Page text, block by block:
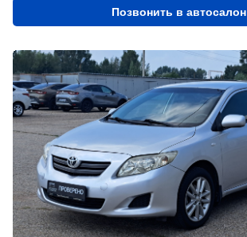
Позвонить в автосалон